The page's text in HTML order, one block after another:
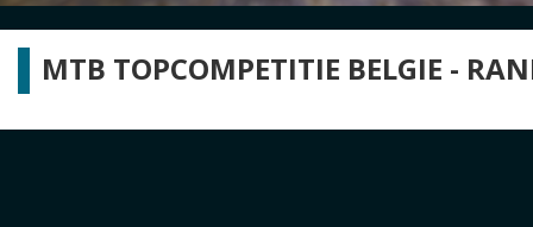
MTB TOPCOMPETITIE BELGIE -